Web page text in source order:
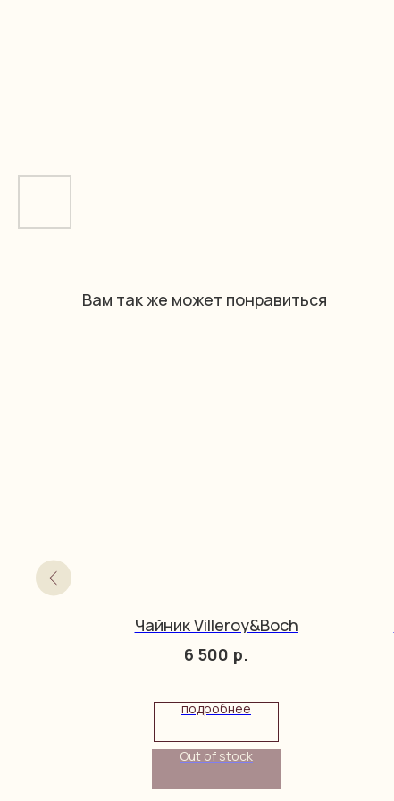
Вам так же может понравиться
Чайник Villeroy&Boch
6 500 р.
подробнее
Out of stock